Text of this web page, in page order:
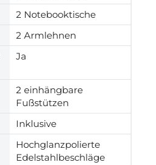
2 Notebooktische
2 Armlehnen
Ja
2 einhängbare
Fußstützen
Inklusive
Hochglanzpolierte
Edelstahlbeschläge